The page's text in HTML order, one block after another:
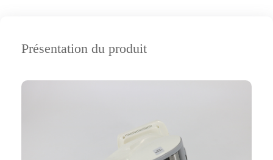
Présentation du produit